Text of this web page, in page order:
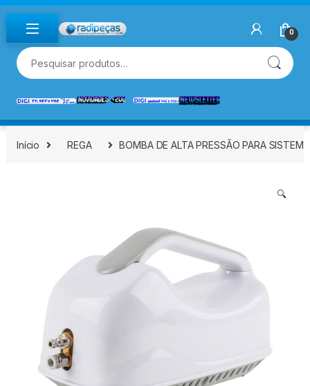
Skip to navigation
Skip to content
0
Pesquisar por:
Início REGA BOMBA DE ALTA PRESSÃO PARA
🔍